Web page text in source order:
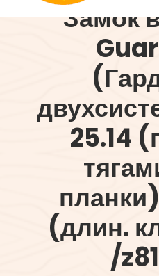
Замок
25.14
(длин.
/